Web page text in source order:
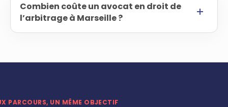
Combien coûte un avocat en droit de
l’arbitrage à Marseille ?
PARCOURS, UN MÊME OBJECTIF